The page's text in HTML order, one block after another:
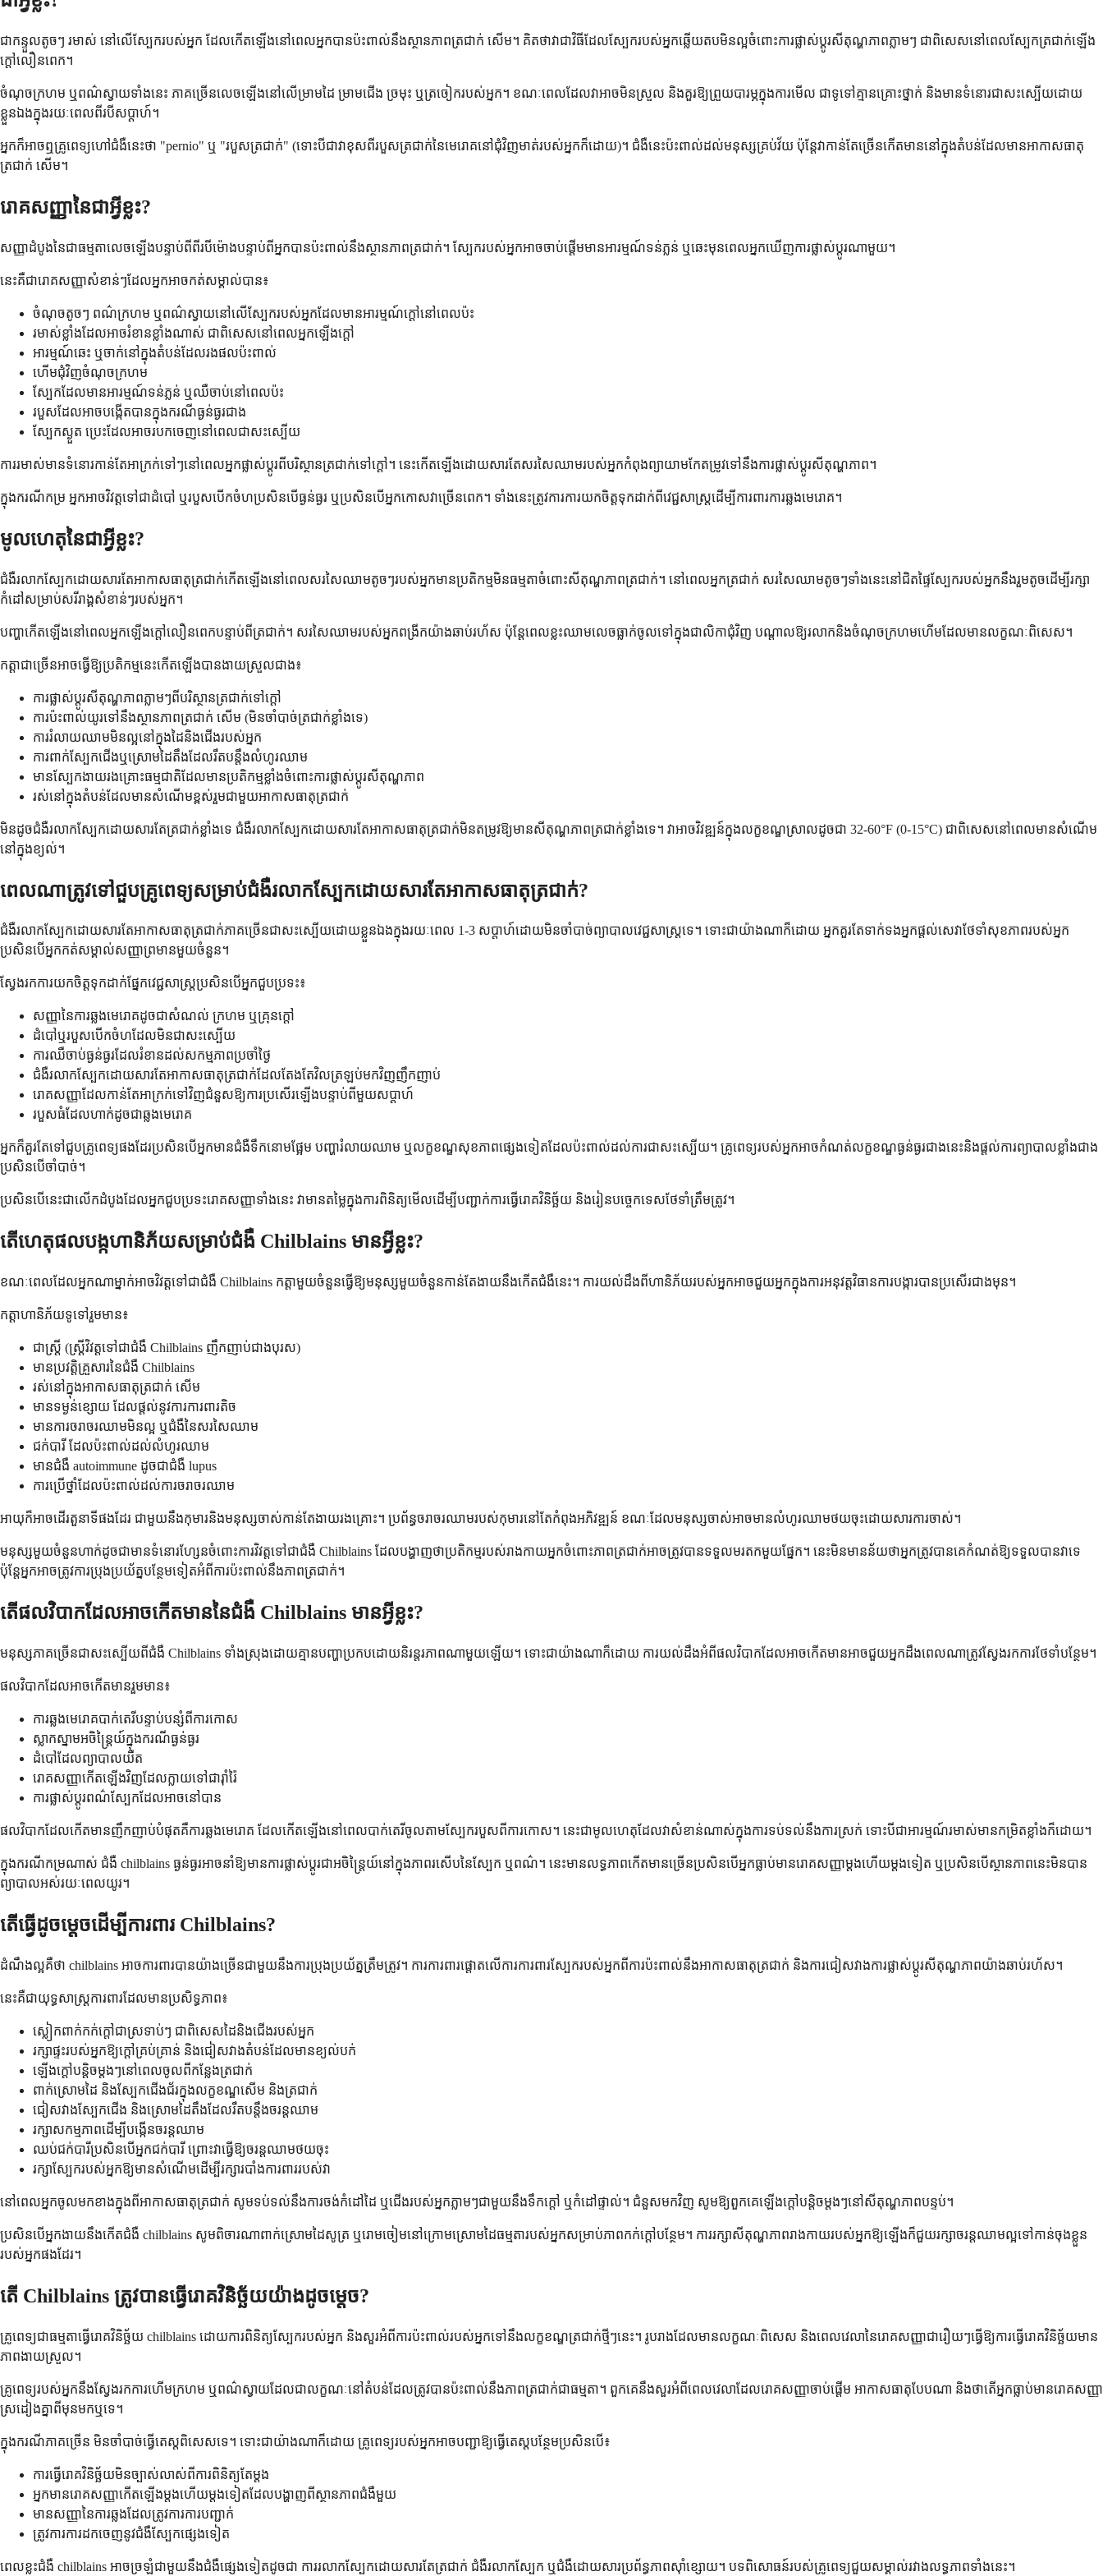
ជាកន្ទួលតូចៗ រមាស់ នៅលើស្បែករបស់អ្នក ដែលកើតឡើងនៅពេលអ្នកបានប៉ះពាល់នឹងស្ថានភាពត្រជាក់ សើម។ គិតថាវាជាវិធីដែលស្បែករបស់អ្នកឆ្លើយតបមិនល្អចំពោះការផ្លាស់ប្តូរសីតុណ្ហភាពភ្លាមៗ ជាពិសេសនៅពេលស្បែកត្រជាក់ឡើង
ក្តៅលឿនពេក។
ចំណុចក្រហម ឬពណ៌ស្វាយទាំងនេះ ភាគច្រើនលេចឡើងនៅលើម្រាមដៃ ម្រាមជើង ច្រមុះ ឬត្រចៀករបស់អ្នក។ ខណៈពេលដែលវាអាចមិនស្រួល និងគួរឱ្យព្រួយបារម្ភក្នុងការមើល ជាទូទៅគ្មានគ្រោះថ្នាក់ និងមានទំនោរជាសះស្បើយដោយ
ខ្លួនឯងក្នុងរយៈពេលពីរបីសប្តាហ៍។
អ្នកក៏អាចឮគ្រូពេទ្យហៅជំងឺនេះថា "pernio" ឬ "របួសត្រជាក់" (ទោះបីជាវាខុសពីរបួសត្រជាក់នៃមេរោគនៅជុំវិញមាត់របស់អ្នកក៏ដោយ)។ ជំងឺនេះប៉ះពាល់ដល់មនុស្សគ្រប់វ័យ ប៉ុន្តែវាកាន់តែច្រើនកើតមាននៅក្នុងតំបន់ដែលមានអាកាសធាតុ
ត្រជាក់ សើម។
រោគសញ្ញានៃជាអ្វីខ្លះ?
សញ្ញាដំបូងនៃជាធម្មតាលេចឡើងបន្ទាប់ពីពីរបីម៉ោងបន្ទាប់ពីអ្នកបានប៉ះពាល់នឹងស្ថានភាពត្រជាក់។ ស្បែករបស់អ្នកអាចចាប់ផ្តើមមានអារម្មណ៍ទន់ភ្លន់ ឬឆេះមុនពេលអ្នកឃើញការផ្លាស់ប្តូរណាមួយ។
នេះគឺជារោគសញ្ញាសំខាន់ៗដែលអ្នកអាចកត់សម្គាល់បាន៖
ចំណុចតូចៗ ពណ៌ក្រហម ឬពណ៌ស្វាយនៅលើស្បែករបស់អ្នកដែលមានអារម្មណ៍ក្តៅនៅពេលប៉ះ
រមាស់ខ្លាំងដែលអាចរំខានខ្លាំងណាស់ ជាពិសេសនៅពេលអ្នកឡើងក្តៅ
អារម្មណ៍ឆេះ ឬចាក់នៅក្នុងតំបន់ដែលរងផលប៉ះពាល់
ហើមជុំវិញចំណុចក្រហម
ស្បែកដែលមានអារម្មណ៍ទន់ភ្លន់ ឬឈឺចាប់នៅពេលប៉ះ
របួសដែលអាចបង្កើតបានក្នុងករណីធ្ងន់ធ្ងរជាង
ស្បែកស្ងួត ប្រេះដែលអាចរបកចេញនៅពេលជាសះស្បើយ
ការរមាស់មានទំនោរកាន់តែអាក្រក់ទៅៗនៅពេលអ្នកផ្លាស់ប្តូរពីបរិស្ថានត្រជាក់ទៅក្តៅ។ នេះកើតឡើងដោយសារតែសរសៃឈាមរបស់អ្នកកំពុងព្យាយាមកែតម្រូវទៅនឹងការផ្លាស់ប្តូរសីតុណ្ហភាព។
ក្នុងករណីកម្រ អ្នកអាចវិវត្តទៅជាដំបៅ ឬរបួសបើកចំហប្រសិនបើធ្ងន់ធ្ងរ ឬប្រសិនបើអ្នកកោសវាច្រើនពេក។ ទាំងនេះត្រូវការការយកចិត្តទុកដាក់ពីវេជ្ជសាស្រ្តដើម្បីការពារការឆ្លងមេរោគ។
មូលហេតុនៃជាអ្វីខ្លះ?
ជំងឺរលាកស្បែកដោយសារតែអាកាសធាតុត្រជាក់កើតឡើងនៅពេលសរសៃឈាមតូចៗរបស់អ្នកមានប្រតិកម្មមិនធម្មតាចំពោះសីតុណ្ហភាពត្រជាក់។ នៅពេលអ្នកត្រជាក់ សរសៃឈាមតូចៗទាំងនេះនៅជិតផ្ទៃស្បែករបស់អ្នកនឹងរួមតូចដើម្បីរក្សា
កំដៅសម្រាប់សរីរាង្គសំខាន់ៗរបស់អ្នក។
បញ្ហាកើតឡើងនៅពេលអ្នកឡើងក្តៅលឿនពេកបន្ទាប់ពីត្រជាក់។ សរសៃឈាមរបស់អ្នកពង្រីកយ៉ាងឆាប់រហ័ស ប៉ុន្តែពេលខ្លះឈាមលេចធ្លាក់ចូលទៅក្នុងជាលិកាជុំវិញ បណ្តាលឱ្យរលាកនិងចំណុចក្រហមហើមដែលមានលក្ខណៈពិសេស។
កត្តាជាច្រើនអាចធ្វើឱ្យប្រតិកម្មនេះកើតឡើងបានងាយស្រួលជាង៖
ការផ្លាស់ប្តូរសីតុណ្ហភាពភ្លាមៗពីបរិស្ថានត្រជាក់ទៅក្តៅ
ការប៉ះពាល់យូរទៅនឹងស្ថានភាពត្រជាក់ សើម (មិនចាំបាច់ត្រជាក់ខ្លាំងទេ)
ការរំលាយឈាមមិនល្អនៅក្នុងដៃនិងជើងរបស់អ្នក
ការពាក់ស្បែកជើងឬស្រោមដៃតឹងដែលរឹតបន្តឹងលំហូរឈាម
មានស្បែកងាយរងគ្រោះធម្មជាតិដែលមានប្រតិកម្មខ្លាំងចំពោះការផ្លាស់ប្តូរសីតុណ្ហភាព
រស់នៅក្នុងតំបន់ដែលមានសំណើមខ្ពស់រួមជាមួយអាកាសធាតុត្រជាក់
មិនដូចជំងឺរលាកស្បែកដោយសារតែត្រជាក់ខ្លាំងទេ ជំងឺរលាកស្បែកដោយសារតែអាកាសធាតុត្រជាក់មិនតម្រូវឱ្យមានសីតុណ្ហភាពត្រជាក់ខ្លាំងទេ។ វាអាចវិវឌ្ឍន៍ក្នុងលក្ខខណ្ឌស្រាលដូចជា 32-60°F (0-15°C) ជាពិសេសនៅពេលមានសំណើម
នៅក្នុងខ្យល់។
ពេលណាត្រូវទៅជួបគ្រូពេទ្យសម្រាប់ជំងឺរលាកស្បែកដោយសារតែអាកាសធាតុត្រជាក់?
ជំងឺរលាកស្បែកដោយសារតែអាកាសធាតុត្រជាក់ភាគច្រើនជាសះស្បើយដោយខ្លួនឯងក្នុងរយៈពេល 1-3 សប្តាហ៍ដោយមិនចាំបាច់ព្យាបាលវេជ្ជសាស្រ្តទេ។ ទោះជាយ៉ាងណាក៏ដោយ អ្នកគួរតែទាក់ទងអ្នកផ្តល់សេវាថែទាំសុខភាពរបស់អ្នក
ប្រសិនបើអ្នកកត់សម្គាល់សញ្ញាព្រមានមួយចំនួន។
ស្វែងរកការយកចិត្តទុកដាក់ផ្នែកវេជ្ជសាស្រ្តប្រសិនបើអ្នកជួបប្រទះ៖
សញ្ញានៃការឆ្លងមេរោគដូចជាសំណល់ ក្រហម ឬគ្រុនក្តៅ
ដំបៅឬរបួសបើកចំហដែលមិនជាសះស្បើយ
ការឈឺចាប់ធ្ងន់ធ្ងរដែលរំខានដល់សកម្មភាពប្រចាំថ្ងៃ
ជំងឺរលាកស្បែកដោយសារតែអាកាសធាតុត្រជាក់ដែលតែងតែវិលត្រឡប់មកវិញញឹកញាប់
រោគសញ្ញាដែលកាន់តែអាក្រក់ទៅវិញជំនួសឱ្យការប្រសើរឡើងបន្ទាប់ពីមួយសប្តាហ៍
របួសធំដែលហាក់ដូចជាឆ្លងមេរោគ
អ្នកក៏គួរតែទៅជួបគ្រូពេទ្យផងដែរប្រសិនបើអ្នកមានជំងឺទឹកនោមផ្អែម បញ្ហារំលាយឈាម ឬលក្ខខណ្ឌសុខភាពផ្សេងទៀតដែលប៉ះពាល់ដល់ការជាសះស្បើយ។ គ្រូពេទ្យរបស់អ្នកអាចកំណត់លក្ខខណ្ឌធ្ងន់ធ្ងរជាងនេះនិងផ្តល់ការព្យាបាលខ្លាំងជាង
ប្រសិនបើចាំបាច់។
ប្រសិនបើនេះជាលើកដំបូងដែលអ្នកជួបប្រទះរោគសញ្ញាទាំងនេះ វាមានតម្លៃក្នុងការពិនិត្យមើលដើម្បីបញ្ជាក់ការធ្វើរោគវិនិច្ឆ័យ និងរៀនបច្ចេកទេសថែទាំត្រឹមត្រូវ។
តើហេតុផលបង្កហានិភ័យសម្រាប់ជំងឺ Chilblains មានអ្វីខ្លះ?
ខណៈពេលដែលអ្នកណាម្នាក់អាចវិវត្តទៅជាជំងឺ Chilblains កត្តាមួយចំនួនធ្វើឱ្យមនុស្សមួយចំនួនកាន់តែងាយនឹងកើតជំងឺនេះ។ ការយល់ដឹងពីហានិភ័យរបស់អ្នកអាចជួយអ្នកក្នុងការអនុវត្តវិធានការបង្ការបានប្រសើរជាងមុន។
កត្តាហានិភ័យទូទៅរួមមាន៖
ជាស្ត្រី (ស្ត្រីវិវត្តទៅជាជំងឺ Chilblains ញឹកញាប់ជាងបុរស)
មានប្រវត្តិគ្រួសារនៃជំងឺ Chilblains
រស់នៅក្នុងអាកាសធាតុត្រជាក់ សើម
មានទម្ងន់ខ្សោយ ដែលផ្តល់នូវការការពារតិច
មានការចរាចរឈាមមិនល្អ ឬជំងឺនៃសរសៃឈាម
ជក់បារី ដែលប៉ះពាល់ដល់លំហូរឈាម
មានជំងឺ autoimmune ដូចជាជំងឺ lupus
ការប្រើថ្នាំដែលប៉ះពាល់ដល់ការចរាចរឈាម
អាយុក៏អាចដើរតួនាទីផងដែរ ជាមួយនឹងកុមារនិងមនុស្សចាស់កាន់តែងាយរងគ្រោះ។ ប្រព័ន្ធចរាចរឈាមរបស់កុមារនៅតែកំពុងអភិវឌ្ឍន៍ ខណៈដែលមនុស្សចាស់អាចមានលំហូរឈាមថយចុះដោយសារការចាស់។
មនុស្សមួយចំនួនហាក់ដូចជាមានទំនោរហ្សែនចំពោះការវិវត្តទៅជាជំងឺ Chilblains ដែលបង្ហាញថាប្រតិកម្មរបស់រាងកាយអ្នកចំពោះភាពត្រជាក់អាចត្រូវបានទទួលមរតកមួយផ្នែក។ នេះមិនមានន័យថាអ្នកត្រូវបានគេកំណត់ឱ្យទទួលបានវាទេ
ប៉ុន្តែអ្នកអាចត្រូវការប្រុងប្រយ័ត្នបន្ថែមទៀតអំពីការប៉ះពាល់នឹងភាពត្រជាក់។
តើផលវិបាកដែលអាចកើតមាននៃជំងឺ Chilblains មានអ្វីខ្លះ?
មនុស្សភាគច្រើនជាសះស្បើយពីជំងឺ Chilblains ទាំងស្រុងដោយគ្មានបញ្ហាប្រកបដោយនិរន្តរភាពណាមួយឡើយ។ ទោះជាយ៉ាងណាក៏ដោយ ការយល់ដឹងអំពីផលវិបាកដែលអាចកើតមានអាចជួយអ្នកដឹងពេលណាត្រូវស្វែងរកការថែទាំបន្ថែម។
ផលវិបាកដែលអាចកើតមានរួមមាន៖
ការឆ្លងមេរោគបាក់តេរីបន្ទាប់បន្សំពីការកោស
ស្លាកស្នាមអចិន្រ្តៃយ៍ក្នុងករណីធ្ងន់ធ្ងរ
ដំបៅដែលព្យាបាលយឺត
រោគសញ្ញាកើតឡើងវិញដែលក្លាយទៅជារ៉ាំរ៉ៃ
ការផ្លាស់ប្តូរពណ៌ស្បែកដែលអាចនៅបាន
ផលវិបាកដែលកើតមានញឹកញាប់បំផុតគឺការឆ្លងមេរោគ ដែលកើតឡើងនៅពេលបាក់តេរីចូលតាមស្បែករបួសពីការកោស។ នេះជាមូលហេតុដែលវាសំខាន់ណាស់ក្នុងការទប់ទល់នឹងការស្រក់ ទោះបីជាអារម្មណ៍រមាស់មានកម្រិតខ្លាំងក៏ដោយ។
ក្នុងករណីកម្រណាស់ ជំងឺ chilblains ធ្ងន់ធ្ងរអាចនាំឱ្យមានការផ្លាស់ប្តូរជាអចិន្ត្រៃយ៍នៅក្នុងភាពរសើបនៃស្បែក ឬពណ៌។ នេះមានលទ្ធភាពកើតមានច្រើនប្រសិនបើអ្នកធ្លាប់មានរោគសញ្ញាម្តងហើយម្តងទៀត ឬប្រសិនបើស្ថានភាពនេះមិនបាន
ព្យាបាលអស់រយៈពេលយូរ។
តើធ្វើដូចម្តេចដើម្បីការពារ Chilblains?
ដំណឹងល្អគឺថា chilblains អាចការពារបានយ៉ាងច្រើនជាមួយនឹងការប្រុងប្រយ័ត្នត្រឹមត្រូវ។ ការការពារផ្តោតលើការការពារស្បែករបស់អ្នកពីការប៉ះពាល់នឹងអាកាសធាតុត្រជាក់ និងការជៀសវាងការផ្លាស់ប្តូរសីតុណ្ហភាពយ៉ាងឆាប់រហ័ស។
នេះគឺជាយុទ្ធសាស្ត្រការពារដែលមានប្រសិទ្ធភាព៖
ស្លៀកពាក់កក់ក្តៅជាស្រទាប់ៗ ជាពិសេសដៃនិងជើងរបស់អ្នក
រក្សាផ្ទះរបស់អ្នកឱ្យក្តៅគ្រប់គ្រាន់ និងជៀសវាងតំបន់ដែលមានខ្យល់បក់
ឡើងក្តៅបន្តិចម្តងៗនៅពេលចូលពីកន្លែងត្រជាក់
ពាក់ស្រោមដៃ និងស្បែកជើងជ័រក្នុងលក្ខខណ្ឌសើម និងត្រជាក់
ជៀសវាងស្បែកជើង និងស្រោមដៃតឹងដែលរឹតបន្តឹងចរន្តឈាម
រក្សាសកម្មភាពដើម្បីបង្កើនចរន្តឈាម
ឈប់ជក់បារីប្រសិនបើអ្នកជក់បារី ព្រោះវាធ្វើឱ្យចរន្តឈាមថយចុះ
រក្សាស្បែករបស់អ្នកឱ្យមានសំណើមដើម្បីរក្សារបាំងការពាររបស់វា
នៅពេលអ្នកចូលមកខាងក្នុងពីអាកាសធាតុត្រជាក់ សូមទប់ទល់នឹងការចង់កំដៅដៃ ឬជើងរបស់អ្នកភ្លាមៗជាមួយនឹងទឹកក្តៅ ឬកំដៅផ្ទាល់។ ជំនួសមកវិញ សូមឱ្យពួកគេឡើងក្តៅបន្តិចម្តងៗនៅសីតុណ្ហភាពបន្ទប់។
ប្រសិនបើអ្នកងាយនឹងកើតជំងឺ chilblains សូមពិចារណាពាក់ស្រោមដៃសូត្រ ឬរោមចៀមនៅក្រោមស្រោមដៃធម្មតារបស់អ្នកសម្រាប់ភាពកក់ក្តៅបន្ថែម។ ការរក្សាសីតុណ្ហភាពរាងកាយរបស់អ្នកឱ្យឡើងក៏ជួយរក្សាចរន្តឈាមល្អទៅកាន់ចុងខ្លួន
របស់អ្នកផងដែរ។
តើ Chilblains ត្រូវបានធ្វើរោគវិនិច្ឆ័យយ៉ាងដូចម្តេច?
គ្រូពេទ្យជាធម្មតាធ្វើរោគវិនិច្ឆ័យ chilblains ដោយការពិនិត្យស្បែករបស់អ្នក និងសួរអំពីការប៉ះពាល់របស់អ្នកទៅនឹងលក្ខខណ្ឌត្រជាក់ថ្មីៗនេះ។ រូបរាងដែលមានលក្ខណៈពិសេស និងពេលវេលានៃរោគសញ្ញាជារឿយៗធ្វើឱ្យការធ្វើរោគវិនិច្ឆ័យមាន
ភាពងាយស្រួល។
គ្រូពេទ្យរបស់អ្នកនឹងស្វែងរកការហើមក្រហម ឬពណ៌ស្វាយដែលជាលក្ខណៈនៅតំបន់ដែលត្រូវបានប៉ះពាល់នឹងភាពត្រជាក់ជាធម្មតា។ ពួកគេនឹងសួរអំពីពេលវេលាដែលរោគសញ្ញាចាប់ផ្តើម អាកាសធាតុបែបណា និងថាតើអ្នកធ្លាប់មានរោគសញ្ញា
ស្រដៀងគ្នាពីមុនមកឬទេ។
ក្នុងករណីភាគច្រើន មិនចាំបាច់ធ្វើតេស្តពិសេសទេ។ ទោះជាយ៉ាងណាក៏ដោយ គ្រូពេទ្យរបស់អ្នកអាចបញ្ជាឱ្យធ្វើតេស្តបន្ថែមប្រសិនបើ៖
ការធ្វើរោគវិនិច្ឆ័យមិនច្បាស់លាស់ពីការពិនិត្យតែម្តង
អ្នកមានរោគសញ្ញាកើតឡើងម្តងហើយម្តងទៀតដែលបង្ហាញពីស្ថានភាពជំងឺមួយ
មានសញ្ញានៃការឆ្លងដែលត្រូវការការបញ្ជាក់
ត្រូវការការដកចេញនូវជំងឺស្បែកផ្សេងទៀត
ពេលខ្លះជំងឺ chilblains អាចច្រឡំជាមួយនឹងជំងឺផ្សេងទៀតដូចជា ការរលាកស្បែកដោយសារតែត្រជាក់ ជំងឺរលាកស្បែក ឬជំងឺដោយសារប្រព័ន្ធភាពស៊ាំខ្សោយ។ បទពិសោធន៍របស់គ្រូពេទ្យជួយសម្គាល់រវាងលទ្ធភាពទាំងនេះ។